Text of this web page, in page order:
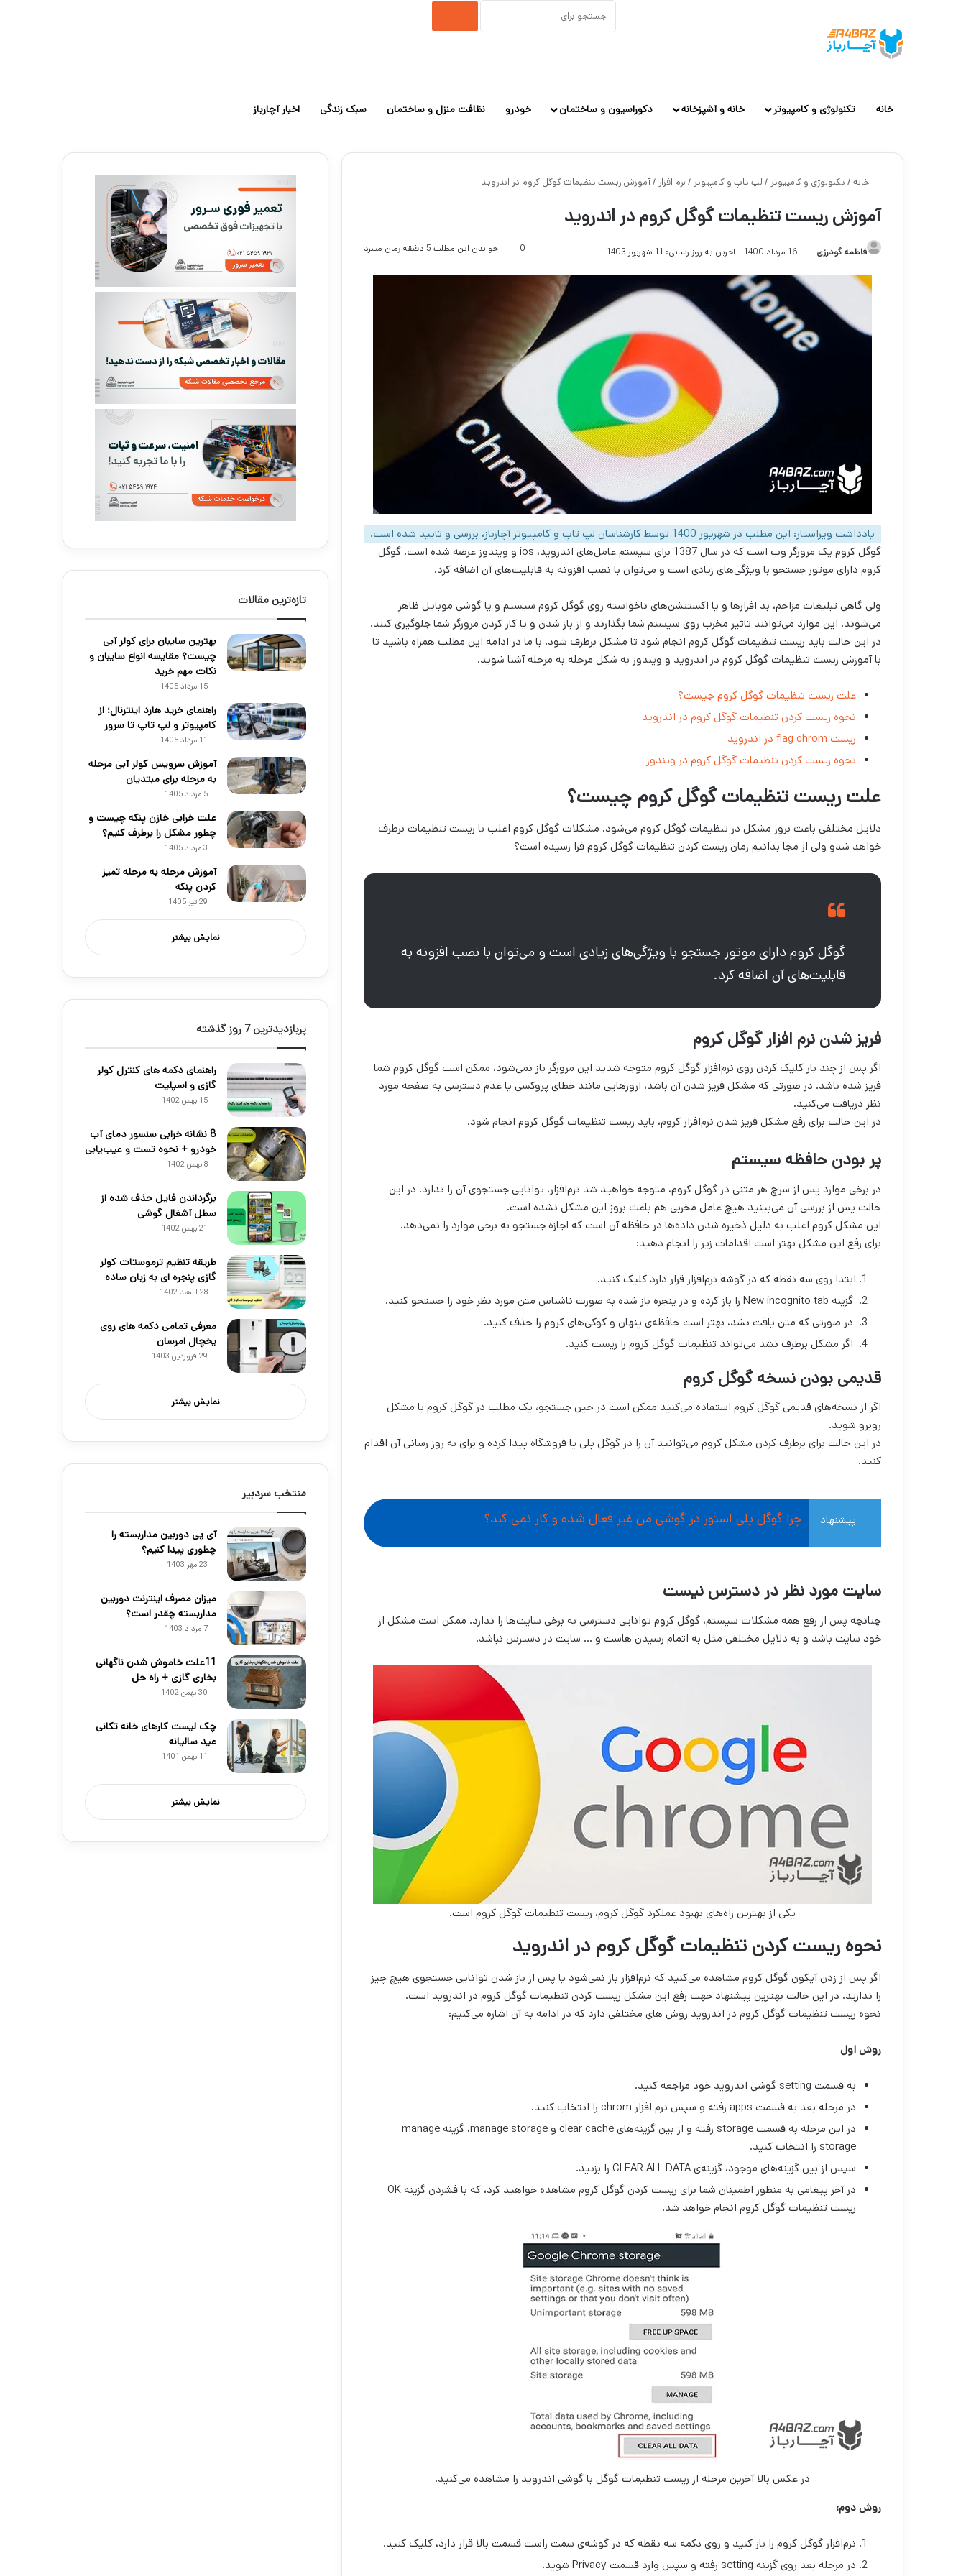
جستجو
خانه تکنولوژی و کامپیوتر خانه و آشپزخانه دکوراسیون و ساختمان خودرو نظافت منزل و ساختمان سبک زندگی اخبار آچارباز
خانه / تکنولوژی و کامپیوتر / لپ تاپ و کامپیوتر / نرم افزار /آموزش ریست تنظیمات گوگل کروم در اندروید
آموزش ریست تنظیمات گوگل کروم در اندروید
فاطمه گودرزی 16 مرداد 1400 آخرین به روز رسانی: 11 شهریور 1403 0 خواندن این مطلب 5 دقیقه زمان میبرد
یادداشت ویراستار: این مطلب در شهریور 1400 توسط کارشناسان لپ تاپ و کامپیوتر آچارباز، بررسی و تایید شده است.
گوگل کروم یک مرورگر وب است که در سال 1387 برای سیستم‌ عامل‌های اندروید، ios و ویندوز عرضه شده است. گوگل
کروم دارای موتور جستجو با ویژگی‌های زیادی است و می‌توان با نصب افزونه به قابلیت‌های آن اضافه کرد.
ولی گاهی تبلیغات مزاحم، بد افزارها و یا اکستنشن‌های ناخواسته روی گوگل کروم سیستم و یا گوشی موبایل ظاهر
می‌شوند. این موارد می‌توانند تاثیر مخرب روی سیستم شما بگذارند و از باز شدن و یا کار کردن مرورگر شما جلوگیری کنند.
در این حالت باید ریست تنظیمات گوگل کروم انجام شود تا مشکل برطرف شود. با ما در ادامه این مطلب همراه باشید تا
با آموزش ریست تنظیمات گوگل کروم در اندروید و ویندوز به شکل مرحله به مرحله آشنا شوید.
علت ریست تنظیمات گوگل کروم چیست؟
نحوه ریست کردن تنظیمات گوگل کروم در اندروید
ریست flag chrom در اندروید
نحوه ریست کردن تنظیمات گوگل کروم در ویندوز
علت ریست تنظیمات گوگل کروم چیست؟
دلایل مختلفی باعث بروز مشکل در تنظیمات گوگل کروم می‌شود. مشکلات گوگل کروم اغلب با ریست تنظیمات برطرف
خواهد شدو ولی از مجا بدانیم زمان ریست کردن تنظیمات گوگل کروم فرا رسیده است؟
گوگل کروم دارای موتور جستجو با ویژگی‌های زیادی است و می‌توان با نصب افزونه به
قابلیت‌های آن اضافه کرد.
فریز شدن نرم افزار گوگل کروم
اگر پس از چند بار کلیک کردن روی نرم‌افزار گوگل کروم متوجه شدید این مرورگر باز نمی‌شود، ممکن است گوگل کروم شما
فریز شده باشد. در صورتی که مشکل فریز شدن آن باشد، ارورهایی مانند خطای پروکسی یا عدم دسترسی به صفحه مورد
نظر دریافت می‌کنید.
در این حالت برای رفع مشکل فریز شدن نرم‌افزار کروم، باید ریست تنظیمات گوگل کروم انجام شود.
پر بودن حافظه سیستم
در برخی موارد پس از سرچ هر متنی در گوگل کروم، متوجه خواهید شد نرم‌افزار، توانایی جستجوی آن را ندارد. در این
حالت پس از بررسی آن می‌بینید هیچ عامل مخربی هم باعث بروز این مشکل نشده است.
این مشکل کروم اغلب به دلیل ذخیره شدن داده‌ها در حافظه آن است که اجازه جستجو به برخی موارد را نمی‌دهد.
برای رفع این مشکل بهتر است اقدامات زیر را انجام دهید:
ابتدا روی سه نقطه که در گوشه نرم‌افزار قرار دارد کلیک کنید.
گزینه New incognito tab را باز کرده و در پنجره باز شده به صورت ناشناس متن مورد نظر خود را جستجو کنید.
در صورتی که متن یافت نشد، بهتر است حافظه‌ی پنهان و کوکی‌های کروم را حذف کنید.
اگر مشکل برطرف نشد می‌تواند تنظیمات گوگل کروم را ریست کنید.
قدیمی بودن نسخه گوگل کروم
اگر از نسخه‌های قدیمی گوگل کروم استفاده می‌کنید ممکن است در حین جستجو، یک مطلب در گوگل کروم با مشکل
روبرو شوید.
در این حالت برای برطرف کردن مشکل کروم می‌توانید آن را در گوگل پلی یا فروشگاه پیدا کرده و برای به روز رسانی آن اقدام
کنید.
پیشنهاد چرا گوگل پلی استور در گوشی من غیر فعال شده و کار نمی کند؟
سایت مورد نظر در دسترس نیست
چنانچه پس از رفع همه مشکلات سیستم، گوگل کروم توانایی دسترسی به برخی سایت‌ها را ندارد. ممکن است مشکل از
خود سایت باشد و به دلایل مختلفی مثل به اتمام رسیدن هاست و … سایت در دسترس نباشد.
یکی از بهترین راه‌های بهبود عملکرد گوگل کروم، ریست تنظیمات گوگل کروم است.
نحوه ریست کردن تنظیمات گوگل کروم در اندروید
اگر پس از زدن آیکون گوگل کروم مشاهده می‌کنید که نرم‌افزار باز نمی‌شود یا پس از باز شدن توانایی جستجوی هیچ چیز
را ندارید. در این حالت بهترین پیشنهاد جهت رفع این مشکل ریست کردن تنظیمات گوگل کروم در اندروید است.
نحوه ریست تنظیمات گوگل کروم در اندروید روش های مختلفی دارد که در ادامه به آن اشاره می‌کنیم:
روش اول
به قسمت setting گوشی اندروید خود مراجعه کنید.
در مرحله بعد به قسمت apps رفته و سپس نرم افزار chrom را انتخاب کنید.
در این مرحله به قسمت storage رفته و از بین گزینه‌های clear cache و manage storage، گزینه manage
storage را انتخاب کنید.
سپس از بین گزینه‌های موجود، گزینه‌ی CLEAR ALL DATA را بزنید.
در آخر پیغامی به منظور اطمینان شما برای ریست کردن گوگل کروم مشاهده خواهید کرد، که با فشردن گزینه OK
ریست تنظیمات گوگل کروم انجام خواهد شد.
در عکس بالا آخرین مرحله از ریست تنظیمات گوگل با گوشی اندروید را مشاهده می‌کنید.
روش دوم:
نرم‌افزار گوگل کروم را باز کنید و روی دکمه سه نقطه که در گوشه‌ی سمت راست قسمت بالا قرار دارد، کلیک کنید.
در مرحله بعد روی گزینه setting رفته و سپس وارد قسمت Privacy شوید.
تازه‌ترین مقالات
بهترین سایبان برای کولر آبی
چیست؟ مقایسه انواع سایبان و
نکات مهم خرید
15 مرداد 1405
راهنمای خرید هارد اینترنال؛ از
کامپیوتر و لپ تاپ تا سرور
11 مرداد 1405
آموزش سرویس کولر آبی مرحله
به مرحله برای مبتدیان
5 مرداد 1405
علت خرابی خازن پنکه چیست و
چطور مشکل را برطرف کنیم؟
3 مرداد 1405
آموزش مرحله به مرحله تمیز
کردن پنکه
29 تیر 1405
نمایش بیشتر
پربازدیدترین 7 روز گذشته
راهنمای دکمه های کنترل کولر
گازی و اسپلیت
15 بهمن 1402
8 نشانه خرابی سنسور دمای آب
خودرو + نحوه تست و عیب‌یابی
8 بهمن 1402
برگرداندن فایل حذف شده از
سطل آشغال گوشی
21 بهمن 1402
طریقه تنظیم ترموستات کولر
گازی پنجره ای به زبان ساده
28 اسفند 1402
معرفی تمامی دکمه های روی
یخچال امرسان
29 فروردین 1403
نمایش بیشتر
منتخب سردبیر
آی پی دوربین مداربسته را
چطوری پیدا کنیم؟
23 مهر 1403
میزان مصرف اینترنت دوربین
مداربسته چقدر است؟
7 مرداد 1403
11علت خاموش شدن ناگهانی
بخاری گازی + راه حل
30 بهمن 1402
چک لیست کارهای خانه تکانی
عید سالیانه
11 بهمن 1401
نمایش بیشتر